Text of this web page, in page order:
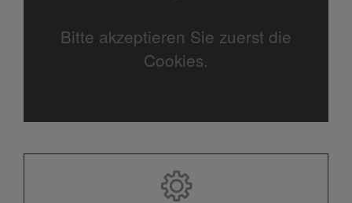
Bitte akzeptieren Sie zuerst die
Cookies.